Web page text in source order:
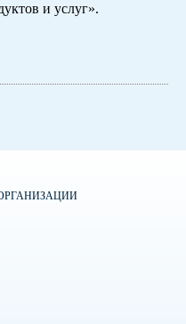
и услуг».